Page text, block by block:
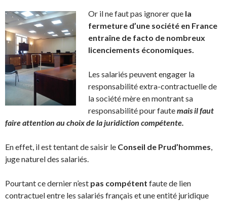
Or il ne faut pas ignorer que la
fermeture d’une société en France
entraîne de facto de nombreux
licenciements économiques.
Les salariés peuvent engager la
responsabilité extra-contractuelle de
la société mère en montrant sa
responsabilité pour fautemais il faut
faire attention au choix de la juridiction compétente.
En effet, il est tentant de saisir le Conseil de Prud’hommes,
juge naturel des salariés.
Pourtant ce dernier n’est pas compétent faute de lien
contractuel entre les salariés français et une entité juridique